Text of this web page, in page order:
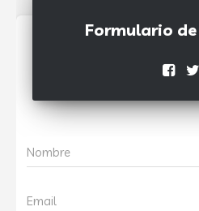
Formulario
Nombre
Email